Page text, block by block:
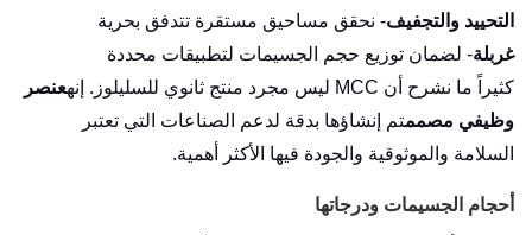
التحييد والتجفيف- نحقق مساحيق مستقرة تتدفق بحرية
غربلة- لضمان توزيع حجم الجسيمات لتطبيقات محددة
كثيراً ما نشرح أن MCC ليس مجرد منتج ثانوي للسليلوز. إنه
عنصر
وظيفي مصممتم إنشاؤها بدقة لدعم الصناعات التي تعتبر
السلامة والموثوقية والجودة فيها الأكثر أهمية.
أحجام الجسيمات ودرجاتها